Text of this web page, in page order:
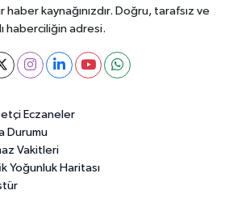
kaynağınızdır. Doğru, tarafsız ve
haberciliğin adresi.
Eczaneler
Durumu
Vakitleri
Yoğunluk Haritası